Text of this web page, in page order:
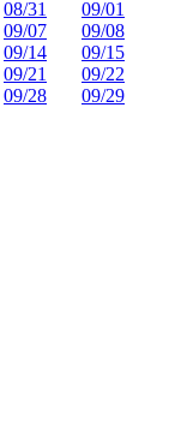
08/31
09/01
09/07
09/08
09/14
09/15
09/21
09/22
09/28 09/29